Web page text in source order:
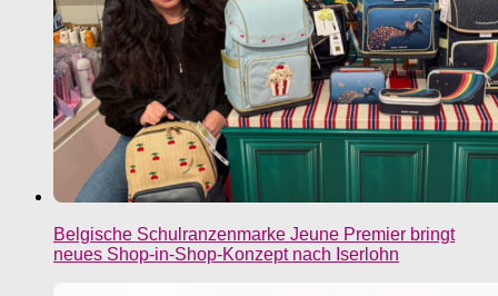
Belgische Schulranzenmarke Jeune Premier bringt
neues Shop-in-Shop-Konzept nach Iserlohn